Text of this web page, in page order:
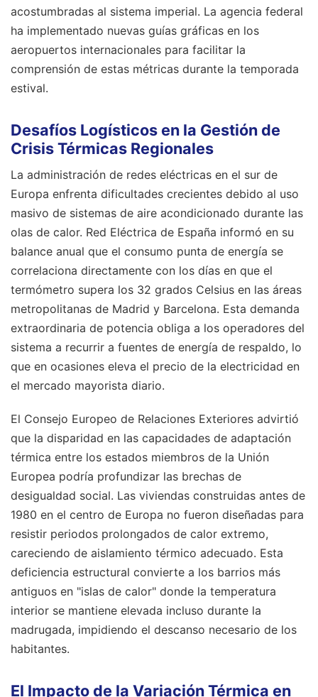
acostumbradas al sistema imperial. La agencia federal
ha implementado nuevas guías gráficas en los
aeropuertos internacionales para facilitar la
comprensión de estas métricas durante la temporada
estival.
Desafíos Logísticos en la Gestión de
Crisis Térmicas Regionales
La administración de redes eléctricas en el sur de
Europa enfrenta dificultades crecientes debido al uso
masivo de sistemas de aire acondicionado durante las
olas de calor. Red Eléctrica de España informó en su
balance anual que el consumo punta de energía se
correlaciona directamente con los días en que el
termómetro supera los 32 grados Celsius en las áreas
metropolitanas de Madrid y Barcelona. Esta demanda
extraordinaria de potencia obliga a los operadores del
sistema a recurrir a fuentes de energía de respaldo, lo
que en ocasiones eleva el precio de la electricidad en
el mercado mayorista diario.
El Consejo Europeo de Relaciones Exteriores advirtió
que la disparidad en las capacidades de adaptación
térmica entre los estados miembros de la Unión
Europea podría profundizar las brechas de
desigualdad social. Las viviendas construidas antes de
1980 en el centro de Europa no fueron diseñadas para
resistir periodos prolongados de calor extremo,
careciendo de aislamiento térmico adecuado. Esta
deficiencia estructural convierte a los barrios más
antiguos en "islas de calor" donde la temperatura
interior se mantiene elevada incluso durante la
madrugada, impidiendo el descanso necesario de los
habitantes.
El Impacto de la Variación Térmica en